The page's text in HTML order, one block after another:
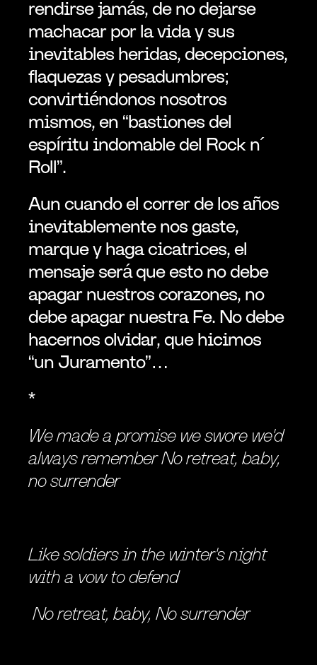
rendirse jamás, de no dejarse
machacar por la vida y sus
inevitables heridas, decepciones,
flaquezas y pesadumbres;
convirtiéndonos nosotros
mismos, en “bastiones del
espíritu indomable del Rock n´
Roll”.
Aun cuando el correr de los años
inevitablemente nos gaste,
marque y haga cicatrices, el
mensaje será que esto no debe
apagar nuestros corazones, no
debe apagar nuestra Fe. No debe
hacernos olvidar, que hicimos
“un Juramento”…
*
We made a promise we swore we'd
always remember No retreat, baby,
no surrender
Like soldiers in the winter's night
with a vow to defend
No retreat, baby, No surrender